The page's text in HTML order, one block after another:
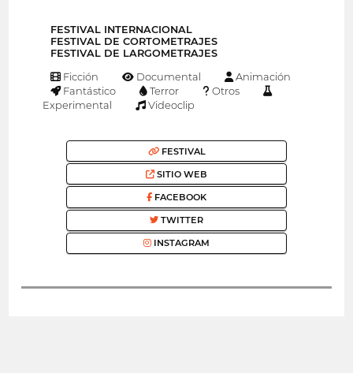
FESTIVAL INTERNACIONAL
FESTIVAL DE CORTOMETRAJES
FESTIVAL DE LARGOMETRAJES
Ficción Documental
Animación
Fantástico
Terror
Otros
Experimental
Videoclip
FESTIVAL
SITIO WEB
FACEBOOK
TWITTER
INSTAGRAM